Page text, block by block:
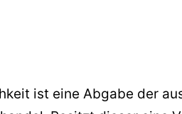
ist eine Abgabe der